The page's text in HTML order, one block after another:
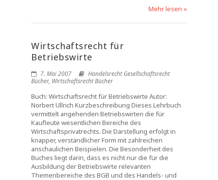
Mehr lesen »
Wirtschaftsrecht für
Betriebswirte
7. Mai 2007
Handelsrecht Gesellschaftsrecht
Bücher, Wirtschaftsrecht Bücher
Buch: Wirtschaftsrecht für Betriebswirte Autor:
Norbert Ullrich Kurzbeschreibung Dieses Lehrbuch
vermittelt angehenden Betriebswirten die für
Kaufleute wesentlichen Bereiche des
Wirtschaftsprivatrechts. Die Darstellung erfolgt in
knapper, verständlicher Form mit zahlreichen
anschaulichen Beispielen. Die Besonderheit des
Buches liegt darin, dass es nicht nur die für die
Ausbildung der Betriebswirte relevanten
Themenbereiche des BGB und des Handels- und